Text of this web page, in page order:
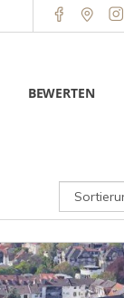
BEWERTEN